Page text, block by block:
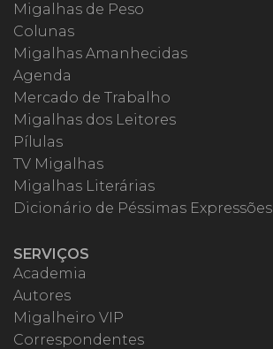
Migalhas de Peso
Colunas
Migalhas Amanhecidas
Agenda
Mercado de Trabalho
Migalhas dos Leitores
Pílulas
TV Migalhas
Migalhas Literárias
Dicionário de Péssimas Expressões
SERVIÇOS
Academia
Autores
Migalheiro VIP
Correspondentes